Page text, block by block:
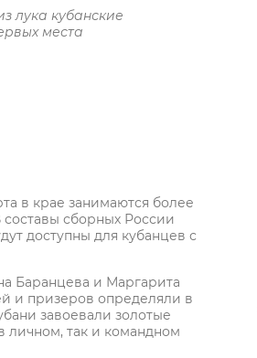
лука кубанские
места
в крае занимаются более
составы сборных России
доступны для кубанцев с
Баранцева и Маргарита
и призеров определяли в
завоевали золотые
личном, так и командном